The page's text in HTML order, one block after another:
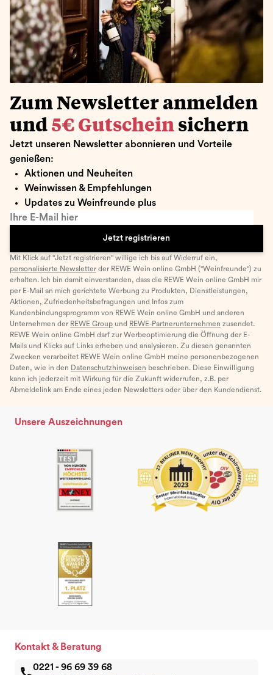
Zum Newsletter anmelden
und 5€ Gutschein sichern
Jetzt unseren Newsletter abonnieren und Vorteile
genießen:
Aktionen und Neuheiten
Weinwissen & Empfehlungen
Updates zu Weinfreunde plus
Ihre E-Mail hier
Jetzt registrieren
Mit Klick auf "Jetzt registrieren" willige ich bis auf Widerruf ein,
personalisierte Newsletter der REWE Wein online GmbH ("Weinfreunde") zu
erhalten. Ich bin damit einverstanden, dass die REWE Wein online GmbH mir
per E-Mail an mich gerichtete Werbung zu Produkten, Dienstleistungen,
Aktionen, Zufriedenheitsbefragungen und Infos zum
Kundenbindungsprogramm von REWE Wein online GmbH und anderen
Unternehmen der REWE Group und REWE-Partnerunternehmen zusendet.
REWE Wein online GmbH darf zur Werbeoptimierung die Öffnung der E-
Mails und Klicks auf Links erheben und analysieren. Zu diesen genannten
Zwecken verarbeitet REWE Wein online GmbH meine personenbezogenen
Daten, wie in den Datenschutzhinweisen beschrieben. Diese Einwilligung
kann ich jederzeit mit Wirkung für die Zukunft widerrufen, z.B. per
Abmeldelink am Ende eines jeden Newsletters oder über den Kundendienst.
Unsere Auszeichnungen
Kontakt & Beratung
0221 - 96 69 39 68